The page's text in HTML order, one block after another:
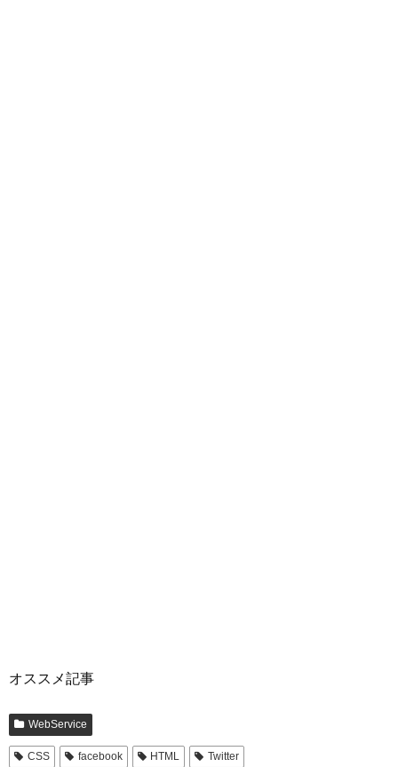
オススメ記事
WebService
CSS facebook HTML Twitter